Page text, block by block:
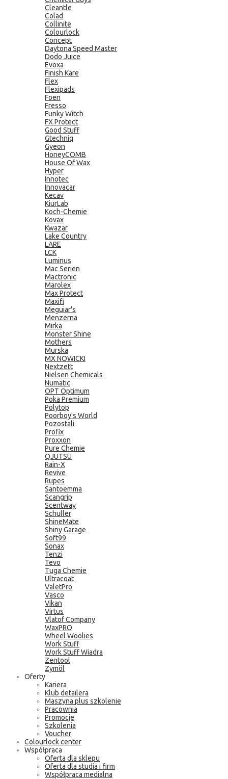
Cleantle
Colad
Collinite
Colourlock
Concept
Daytona Speed Master
Dodo Juice
Evoxa
Finish Kare
Flex
Flexipads
Foen
Fresso
Funky Witch
FX Protect
Good Stuff
Gtechniq
Gyeon
HoneyCOMB
House Of Wax
Hyper
Innotec
Innovacar
Kecav
KiurLab
Koch-Chemie
Kovax
Kwazar
Lake Country
LARE
LCK
Luminus
Mac Serien
Mactronic
Marolex
Max Protect
Maxifi
Meguiar's
Menzerna
Mirka
Monster Shine
Mothers
Murska
MX NOWICKI
Nextzett
Nielsen Chemicals
Numatic
OPT Optimum
Poka Premium
Polytop
Poorboy's World
Pozostali
Profix
Proxxon
Pure Chemie
QJUTSU
Rain-X
Revive
Rupes
Santoemma
Scangrip
Scentway
Schuller
ShineMate
Shiny Garage
Soft99
Sonax
Tenzi
Tevo
Tuga Chemie
Ultracoat
ValetPro
Vasco
Vikan
Virtus
Vlatof Company
WaxPRO
Wheel Woolies
Work Stuff
Work Stuff Wiadra
Zentool
Zymöl
Oferty
Kariera
Klub detailera
Maszyna plus szkolenie
Pracownia
Promocje
Szkolenia
Voucher
Colourlock center
Współpraca
Oferta dla sklepu
Oferta dla studia i firm
Współpraca medialna